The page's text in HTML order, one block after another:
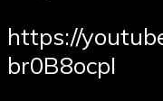
https://
br0B8ocpI